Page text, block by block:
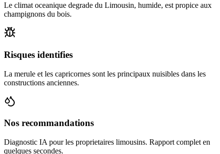
Le climat oceanique degrade du Limousin, humide, est propice aux
champignons du bois.
Risques identifies
La merule et les capricornes sont les principaux nuisibles dans les
constructions anciennes.
Nos recommandations
Diagnostic IA pour les proprietaires limousins. Rapport complet en
quelques secondes.